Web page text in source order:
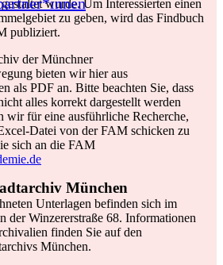
wurde. Um Interessierten einen
zu geben, wird das Findbuch
publiziert.
der Münchner
bieten wir hier aus
als PDF an. Bitte beachten Sie, dass
alles korrekt dargestellt werden
wir für eine ausführliche Recherche,
Datei von der FAM schicken zu
sich an die FAM
München
Unterlagen befinden sich im
der Winzererstraße 68. Informationen
finden Sie auf den
München.